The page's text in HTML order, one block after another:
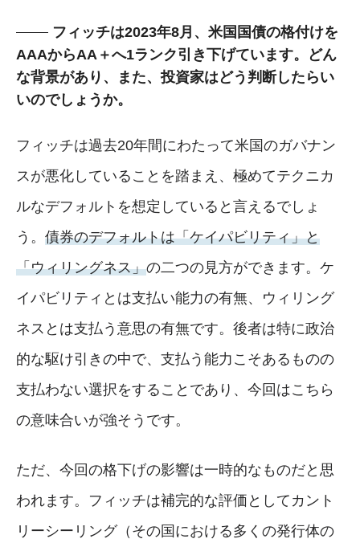
フィッチは2023年8月、米国国債の格付けを
AAAからAA＋へ1ランク引き下げています。どん
な背景があり、また、投資家はどう判断したらい
いのでしょうか。
フィッチは過去20年間にわたって米国のガバナン
スが悪化していることを踏まえ、極めてテクニカ
ルなデフォルトを想定していると言えるでしょ
う。 債券のデフォルトは「ケイパビリティ」と
「ウィリングネス」の二つの見方ができます。ケ
イパビリティとは支払い能力の有無、ウィリング
ネスとは支払う意思の有無です。後者は特に政治
的な駆け引きの中で、支払う能力こそあるものの
支払わない選択をすることであり、今回はこちら
の意味合いが強そうです。
ただ、今回の格下げの影響は一時的なものだと思
われます。フィッチは補完的な評価としてカント
リーシーリング（その国における多くの発行体の